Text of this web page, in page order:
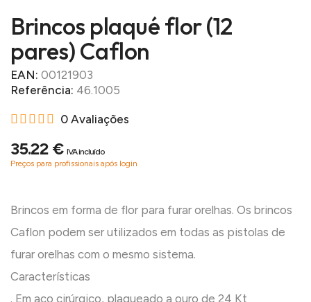
Brincos plaqué flor (12
pares) Caflon
EAN: 00121903
Referência: 46.1005
0 Avaliações
35.22 € IVA incluído
Preços para profissionais após login
Brincos em forma de flor para furar orelhas. Os brincos
Caflon podem ser utilizados em todas as pistolas de
furar orelhas com o mesmo sistema.
Características
. Em aço cirúrgico, plaqueado a ouro de 24 Kt